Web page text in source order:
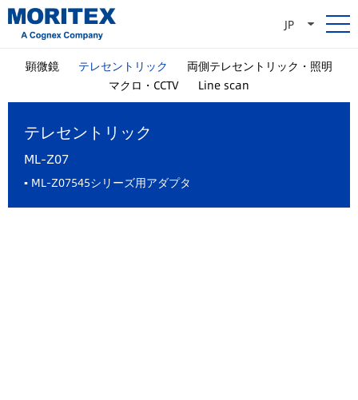
JP
顕微鏡 テレセントリック
両側テレセントリック・照明
マクロ・CCTV
Line scan
テレセントリック
ML-Z07
▪ ML-Z07545シリーズ用アダプタ